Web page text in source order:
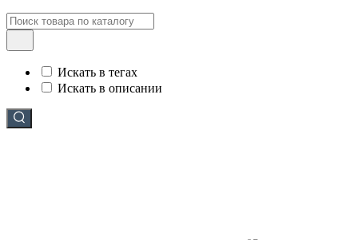
Искать в тегах
Искать в описании